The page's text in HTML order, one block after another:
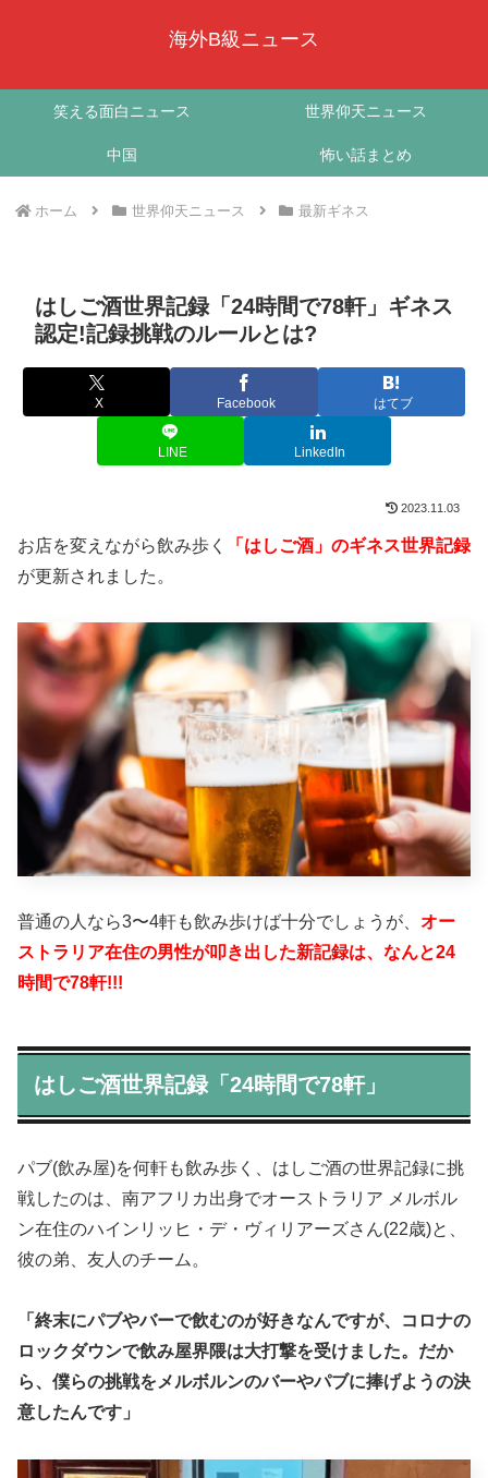
海外B級ニュース
笑える面白ニュース 世界仰天ニュース
中国 怖い話まとめ
ホーム 世界仰天ニュース 最新ギネス
はしご酒世界記録「24時間で78軒」ギネス
認定!記録挑戦のルールとは?
X Facebook はてブ
LINE LinkedIn
2023.11.03
お店を変えながら飲み歩く
「はしご酒」のギネス世界記録
が更新されました。
普通の人なら3〜4軒も飲み歩けば十分でしょうが、 オー
ストラリア在住の男性が叩き出した新記録は、なんと24
時間で78軒!!!
はしご酒世界記録「24時間で78軒」
パブ(飲み屋)を何軒も飲み歩く、はしご酒の世界記録に挑
戦したのは、南アフリカ出身でオーストラリア メルボル
ン在住のハインリッヒ・デ・ヴィリアーズさん(22歳)と、
彼の弟、友人のチーム。
「終末にパブやバーで飲むのが好きなんですが、コロナの
ロックダウンで飲み屋界隈は大打撃を受けました。だか
ら、僕らの挑戦をメルボルンのバーやパブに捧げようの決
意したんです」